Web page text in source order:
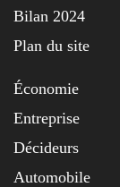
Bilan 2024
Plan du site
Économie
Entreprise
Décideurs
Automobile